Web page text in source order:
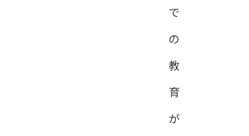
で
の
教
育
が